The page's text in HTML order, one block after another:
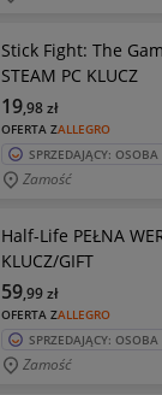
Stick Fight: The
STEAM PC KLUCZ
OFERTA ZALLEGRO
19,98zł
SPRZEDAJĄCY:
Zamość
Half-Life PEŁNA
KLUCZ/GIFT
OFERTA ZALLEGRO
59,99zł
SPRZEDAJĄCY:
Zamość